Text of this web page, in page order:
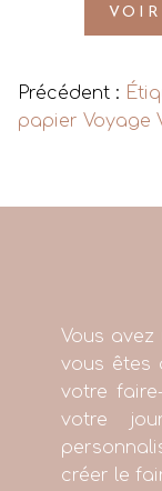
Précédent :
papier Voyage
Vous
vous êtes
votre
votre
créer le